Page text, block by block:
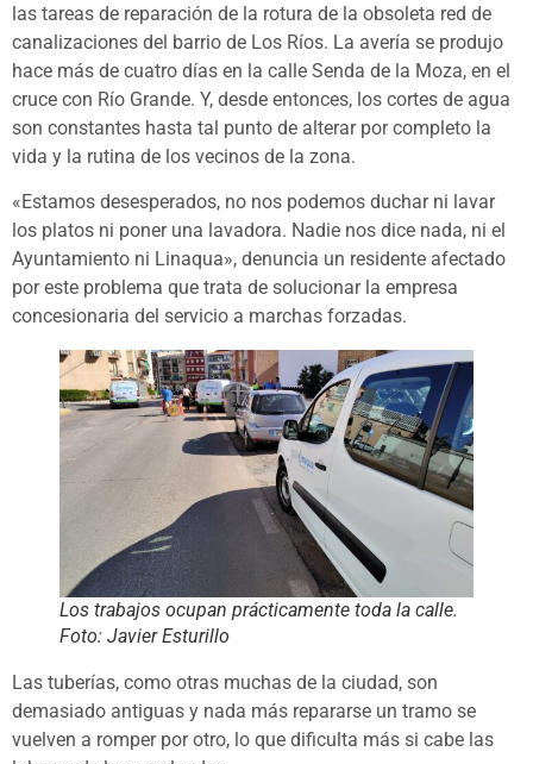
las tareas de reparación de la rotura de la obsoleta red de
canalizaciones del barrio de Los Ríos. La avería se produjo
hace más de cuatro días en la calle Senda de la Moza, en el
cruce con Río Grande. Y, desde entonces, los cortes de agua
son constantes hasta tal punto de alterar por completo la
vida y la rutina de los vecinos de la zona.
«Estamos desesperados, no nos podemos duchar ni lavar
los platos ni poner una lavadora. Nadie nos dice nada, ni el
Ayuntamiento ni Linaqua», denuncia un residente afectado
por este problema que trata de solucionar la empresa
concesionaria del servicio a marchas forzadas.
Los trabajos ocupan prácticamente toda la calle.
Foto: Javier Esturillo
Las tuberías, como otras muchas de la ciudad, son
demasiado antiguas y nada más repararse un tramo se
vuelven a romper por otro, lo que dificulta más si cabe las